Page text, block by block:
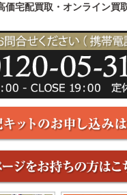
価宅配買取・オンライン買